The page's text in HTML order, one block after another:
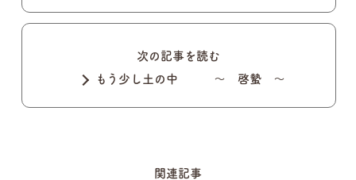
次の記事を読む
もう少し土の中 ～ 啓蟄 ～
関連記事